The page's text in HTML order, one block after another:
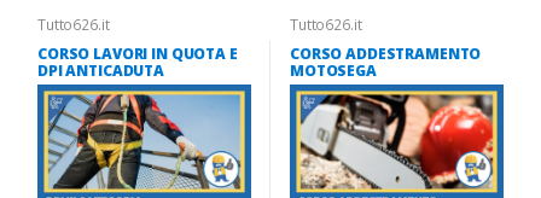
Tutto626.it
CORSO LAVORI IN QUOTA E
DPI ANTICADUTA
Tutto626.it
CORSO ADDESTRAMENTO
MOTOSEGA